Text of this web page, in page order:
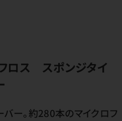
ロス スポンジタイ
ー。約280本のマイクロフ